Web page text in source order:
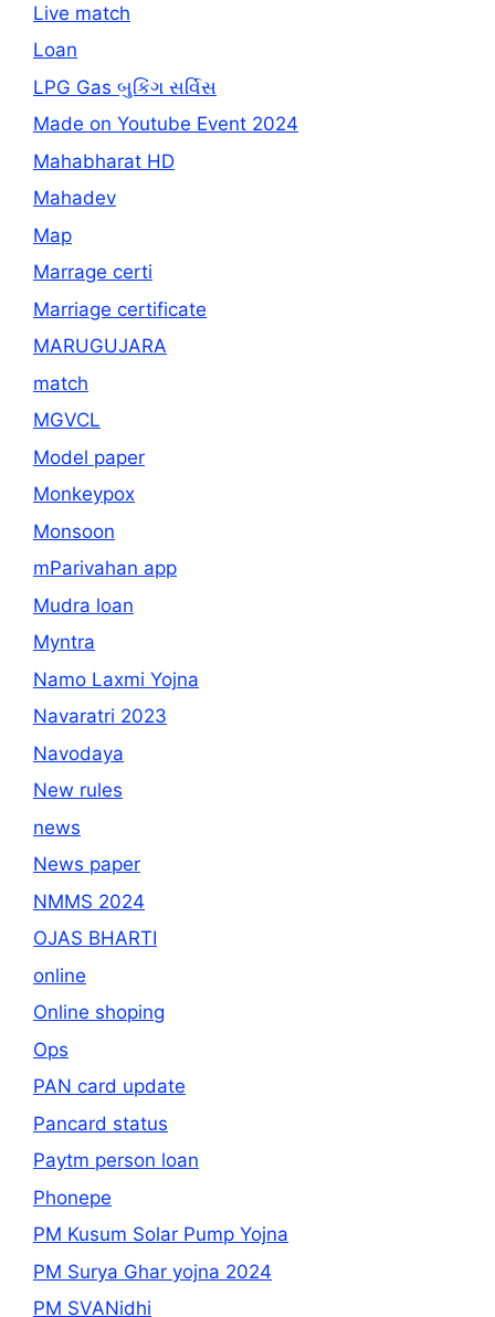
Live match
Loan
LPG Gas બુકિંગ સર્વિસ
Made on Youtube Event 2024
Mahabharat HD
Mahadev
Map
Marrage certi
Marriage certificate
MARUGUJARA
match
MGVCL
Model paper
Monkeypox
Monsoon
mParivahan app
Mudra loan
Myntra
Namo Laxmi Yojna
Navaratri 2023
Navodaya
New rules
news
News paper
NMMS 2024
OJAS BHARTI
online
Online shoping
Ops
PAN card update
Pancard status
Paytm person loan
Phonepe
PM Kusum Solar Pump Yojna
PM Surya Ghar yojna 2024
PM SVANidhi